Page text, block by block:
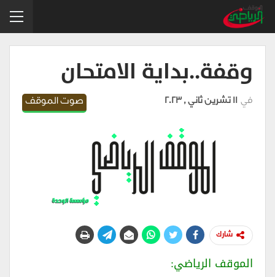
وقفة..بداية الامتحان
صوت الموقف في 11 تشرين ثاني , 2023
شارك
الموقف الرياضي: